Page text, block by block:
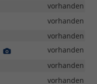
vorhanden
vorhanden
vorhanden
vorhanden
vorhanden
vorhanden